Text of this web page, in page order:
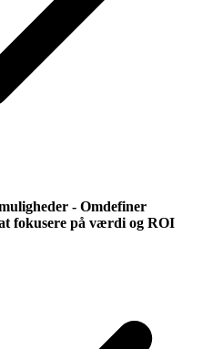
- Omdefiner
fokusere på værdi og ROI